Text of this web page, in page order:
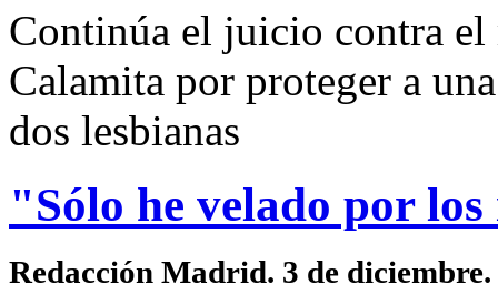
Continúa el juicio contra
Calamita por proteger a
dos lesbianas
"Sólo he velado por
Redacción Madrid. 3 de diciembre.